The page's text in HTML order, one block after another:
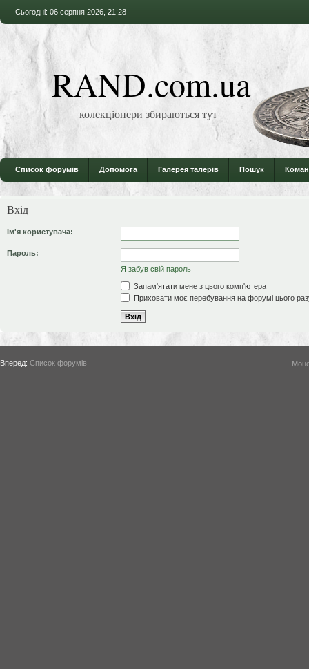
Сьогодні: 06 серпня 2026, 21:28
RAND.com.ua
колекціонери збираються тут
Список форумів Допомога Галерея талерів Пошук
Вхід
Ім'я користувача:
Пароль:
Я забув свій пароль
Запам'ятати мене з цього комп'ютера
Приховати моє перебування на форумі цього
Вперед: Список форумів